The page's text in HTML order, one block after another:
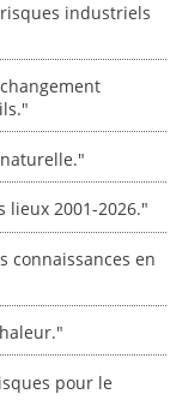
industriels
lieux 2001-2026."
connaissances en
pour le